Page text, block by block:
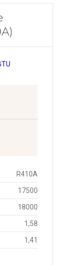
R410A
17500
18000
1,58
1,41